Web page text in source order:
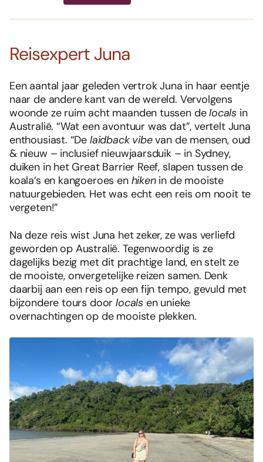
Reisexpert Juna
Een aantal jaar geleden vertrok Juna in haar eentje
naar de andere kant van de wereld. Vervolgens
woonde ze ruim acht maanden tussen delocals in
Australië. “Wat een avontuur was dat”, vertelt Juna
enthousiast. “De laidback vibevan de mensen, oud
& nieuw – inclusief nieuwjaarsduik – in Sydney,
duiken in het Great Barrier Reef, slapen tussen de
koala’s en kangoeroes en hiken in de mooiste
natuurgebieden. Het was echt een reis om nooit te
vergeten!”
Na deze reis wist Juna het zeker, ze was verliefd
geworden op Australië. Tegenwoordig is ze
dagelijks bezig met dit prachtige land, en stelt ze
de mooiste, onvergetelijke reizen samen. Denk
daarbij aan een reis op een fijn tempo, gevuld met
bijzondere tours doorlocals en unieke
overnachtingen op de mooiste plekken.